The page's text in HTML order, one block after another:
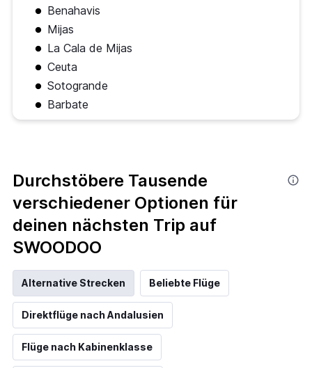
Benahavis
Mijas
La Cala de Mijas
Ceuta
Sotogrande
Barbate
Durchstöbere Tausende
verschiedener Optionen für
deinen nächsten Trip auf
SWOODOO
Alternative Strecken Beliebte Flüge
Direktflüge nach Andalusien
Flüge nach Kabinenklasse